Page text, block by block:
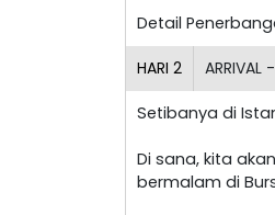
Detail
HARI 2
Setibanya di
Di sana, kita
bermalam di